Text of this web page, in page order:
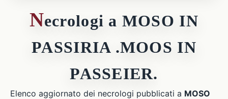
Necrologi a MOSO IN
PASSIRIA .MOOS IN
PASSEIER.
Elenco aggiornato dei necrologi pubblicati a MOSO